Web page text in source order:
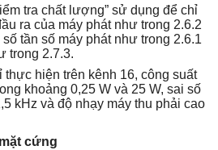
tra chất lượng” sử dụng để chỉ
ra của máy phát như trong 2.6.2
tần số máy phát như trong 2.6.1
trong 2.7.3.
hiện trên kênh 16, công suất
khoảng 0,25 W và 25 W, sai số
kHz và độ nhạy máy thu phải cao
cứng